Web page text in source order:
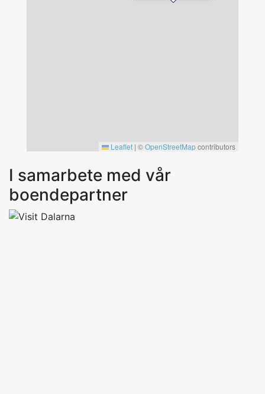
Leaflet | ©OpenStreetMapcontributors
I samarbete med vår
boendepartner